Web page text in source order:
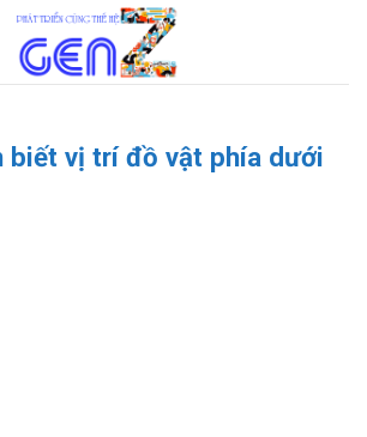
biết vị trí đồ vật phía dưới